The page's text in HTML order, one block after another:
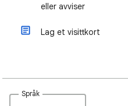
eller avviser
Lag et visittkort
Språk